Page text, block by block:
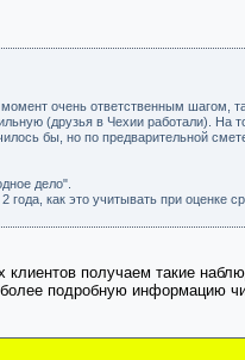
очень ответственным
(друзья в Чехии работали).
бы, но по предварительной
дело".
как это учитывать при оценке
получаем такие
подробную информацию